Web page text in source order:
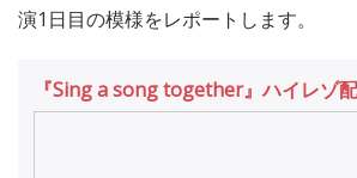
演1日目の模様をレポートします。
『Sing a song together』ハイレゾ